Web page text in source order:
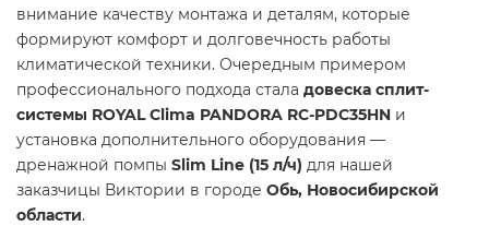
внимание качеству монтажа и деталям, которые
формируют комфорт и долговечность работы
климатической техники. Очередным примером
профессионального подхода стала довеска сплит-
системы ROYAL Clima PANDORA RC-PDC35HN и
установка дополнительного оборудования —
дренажной помпы Slim Line (15 л/ч) для нашей
заказчицы Виктории в городе Обь, Новосибирской
области.